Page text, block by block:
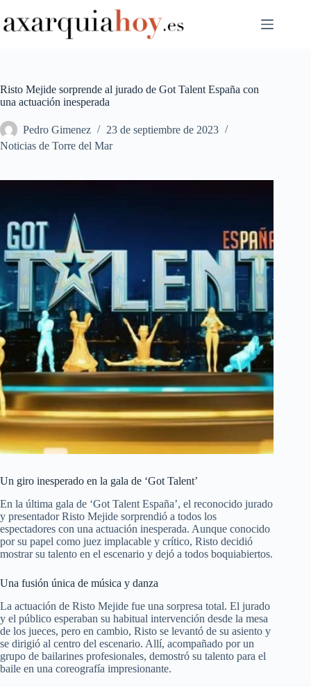
al
contenido
Risto Mejide sorprende al jurado de Got Talent España con
una actuación inesperada
Pedro Gimenez
23 de septiembre de 2023
Noticias de Torre del Mar
Un giro inesperado en la gala de ‘Got Talent’
En la última gala de ‘Got Talent España’, el reconocido jurado
y presentador Risto Mejide sorprendió a todos los
espectadores con una actuación inesperada. Aunque conocido
por su papel como juez implacable y crítico, Risto decidió
mostrar su talento en el escenario y dejó a todos boquiabiertos.
Una fusión única de música y danza
La actuación de Risto Mejide fue una sorpresa total. El jurado
y el público esperaban su habitual intervención desde la mesa
de los jueces, pero en cambio, Risto se levantó de su asiento y
se dirigió al centro del escenario. Allí, acompañado por un
grupo de bailarines profesionales, demostró su talento para el
baile en una coreografía impresionante.